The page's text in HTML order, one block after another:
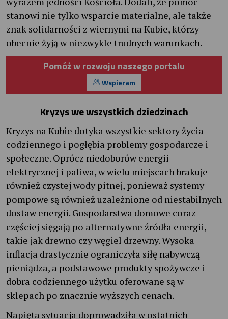
stanowi nie tylko wsparcie materialne, ale także
znak solidarności z wiernymi na Kubie, którzy
obecnie żyją w niezwykle trudnych warunkach.
Pomóż w rozwoju naszego portalu
Wspieram
Kryzys we wszystkich dziedzinach
Kryzys na Kubie dotyka wszystkie sektory życia
codziennego i pogłębia problemy gospodarcze i
społeczne. Oprócz niedoborów energii
elektrycznej i paliwa, w wielu miejscach brakuje
również czystej wody pitnej, ponieważ systemy
pompowe są również uzależnione od niestabilnych
dostaw energii. Gospodarstwa domowe coraz
częściej sięgają po alternatywne źródła energii,
takie jak drewno czy węgiel drzewny. Wysoka
inflacja drastycznie ograniczyła siłę nabywczą
pieniądza, a podstawowe produkty spożywcze i
dobra codziennego użytku oferowane są w
sklepach po znacznie wyższych cenach.
Napięta sytuacja doprowadziła w ostatnich